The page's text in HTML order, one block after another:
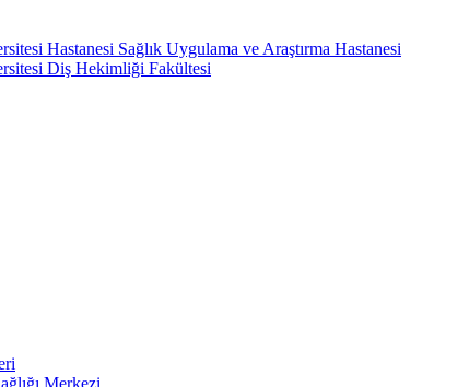
Hastanesi Sağlık Uygulama ve Araştırma Hastanesi
Diş Hekimliği Fakültesi
Merkezi